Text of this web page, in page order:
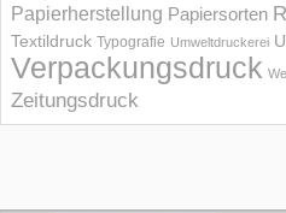
Papierherstellung Papiersorten
Textildruck Typografie Umweltdruckerei
Verpackungsdruck
Zeitungsdruck